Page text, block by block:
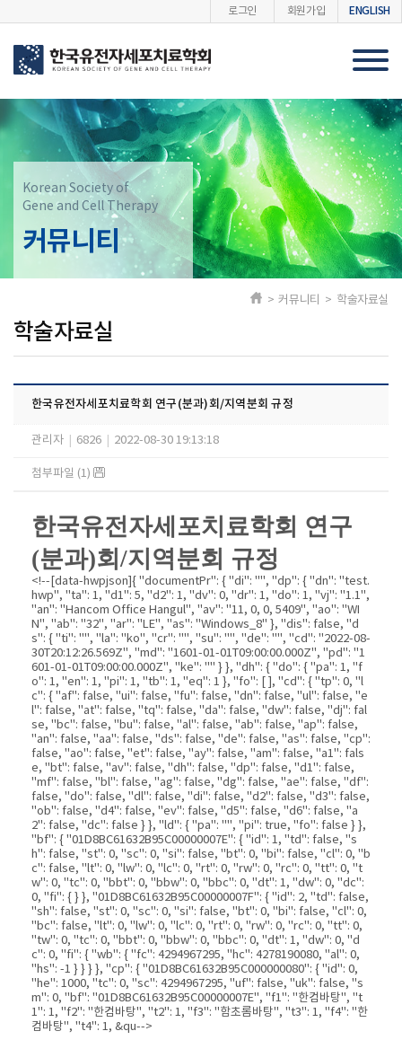
로그인 회원가입 ENGLISH
Korean Society of
Gene and Cell Therapy
커뮤니티
학술자료실
> 커뮤니티 > 학술자료실
한국유전자세포치료학회 연구(분과)회/지역분회 규정
관리자 6826 2022-08-30 19:13:18
첨부파일 (1)
한국유전자세포치료학회 연구
(분과)회 /지역분회 규정
<!--[data-hwpjson]{ "documentPr": { "di": "", "dp": { "dn": "test.
hwp", "ta": 1, "d1": 5, "d2": 1, "dv": 0, "dr": 1, "do": 1, "vj": "1.1",
"an": "Hancom Office Hangul", "av": "11, 0, 0, 5409", "ao": "WI
N", "ab": "32", "ar": "LE", "as": "Windows_8" }, "dis": false, "d
s": { "ti": "", "la": "ko", "cr": "", "su": "", "de": "", "cd": "2022-08-
30T20:12:26.569Z", "md": "1601-01-01T09:00:00.000Z", "pd": "1
601-01-01T09:00:00.000Z", "ke": "" } }, "dh": { "do": { "pa": 1, "f
o": 1, "en": 1, "pi": 1, "tb": 1, "eq": 1 }, "fo": [ ], "cd": { "tp": 0, "l
c": { "af": false, "ui": false, "fu": false, "dn": false, "ul": false, "e
l": false, "at": false, "tq": false, "da": false, "dw": false, "dj": fal
se, "bc": false, "bu": false, "al": false, "ab": false, "ap": false,
"an": false, "aa": false, "ds": false, "de": false, "as": false, "cp":
false, "ao": false, "et": false, "ay": false, "am": false, "a1": fals
e, "bt": false, "av": false, "dh": false, "dp": false, "d1": false,
"mf": false, "bl": false, "ag": false, "dg": false, "ae": false, "df":
false, "do": false, "dl": false, "di": false, "d2": false, "d3": false,
"ob": false, "d4": false, "ev": false, "d5": false, "d6": false, "a
2": false, "dc": false } }, "ld": { "pa": "", "pi": true, "fo": false } },
"bf": { "01D8BC61632B95C00000007E": { "id": 1, "td": false, "s
h": false, "st": 0, "sc": 0, "si": false, "bt": 0, "bi": false, "cl": 0, "b
c": false, "lt": 0, "lw": 0, "lc": 0, "rt": 0, "rw": 0, "rc": 0, "tt": 0, "t
w": 0, "tc": 0, "bbt": 0, "bbw": 0, "bbc": 0, "dt": 1, "dw": 0, "dc":
0, "fi": { } }, "01D8BC61632B95C00000007F": { "id": 2, "td": false,
"sh": false, "st": 0, "sc": 0, "si": false, "bt": 0, "bi": false, "cl": 0,
"bc": false, "lt": 0, "lw": 0, "lc": 0, "rt": 0, "rw": 0, "rc": 0, "tt": 0,
"tw": 0, "tc": 0, "bbt": 0, "bbw": 0, "bbc": 0, "dt": 1, "dw": 0, "d
c": 0, "fi": { "wb": { "fc": 4294967295, "hc": 4278190080, "al": 0,
"hs": -1 } } } }, "cp": { "01D8BC61632B95C000000080": { "id": 0,
"he": 1000, "tc": 0, "sc": 4294967295, "uf": false, "uk": false, "s
m": 0, "bf": "01D8BC61632B95C00000007E", "f1": "한컴바탕", "t
1": 1, "f2": "한컴바탕", "t2": 1, "f3": "함초롬바탕", "t3": 1, "f4": "한
컴바탕", "t4": 1, &qu-->